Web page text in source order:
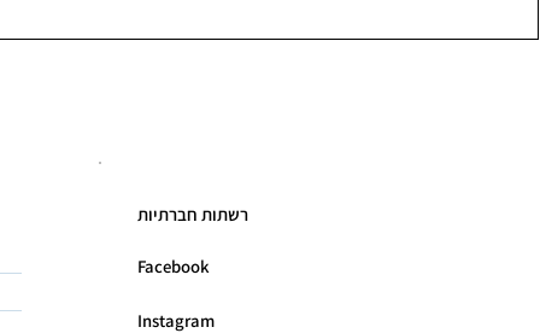
רשתות חברתיות
Facebook
Instagram